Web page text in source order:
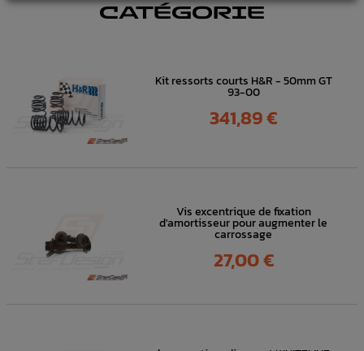
CATÉGORIE
Kit ressorts courts H&R - 50mm GT
93-00
Prix
341,89 €
Vis excentrique de fixation
d'amortisseur pour augmenter le
carrossage
Prix
27,00 €